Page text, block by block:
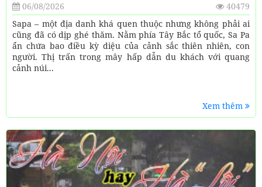
06/08/2026
40479
Sapa – một địa danh khá quen thuộc nhưng không phải ai
cũng đã có dịp ghé thăm. Nằm phía Tây Bắc tổ quốc, Sa Pa
ẩn chứa bao điều kỳ diệu của cảnh sắc thiên nhiên, con
người. Thị trấn trong mây hấp dẫn du khách với quang
cảnh núi...
Xem thêm